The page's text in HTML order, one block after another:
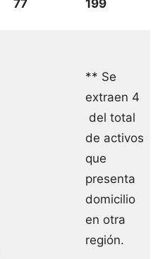
77 199
** Se
extraen 4
del total
de activos
que
presenta
domicilio
en otra
región.